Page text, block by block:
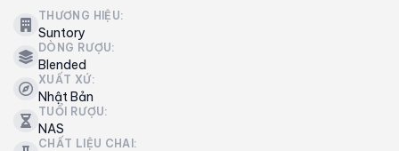
THƯƠNG HIỆU:
Suntory
DÒNG RƯỢU:
Blended
XUẤT XỨ:
Nhật Bản
TUỔI RƯỢU:
NAS
CHẤT LIỆU CHAI: